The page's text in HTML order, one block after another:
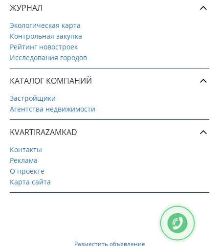
ЖУРНАЛ
Экологическая карта
Контрольная закупка
Рейтинг новостроек
Исследования городов
КАТАЛОГ КОМПАНИЙ
Застройщики
Агентства недвижимости
KVARTIRAZAMKAD
Контакты
Реклама
О проекте
Карта сайта
Разместить объявление